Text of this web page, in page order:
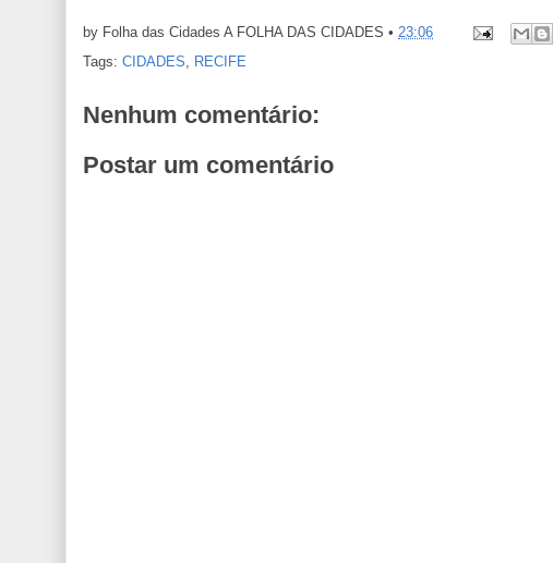
by Folha das Cidades A FOLHA DAS CIDADES • 23:06
Tags: CIDADES, RECIFE
Nenhum comentário:
Postar um comentário